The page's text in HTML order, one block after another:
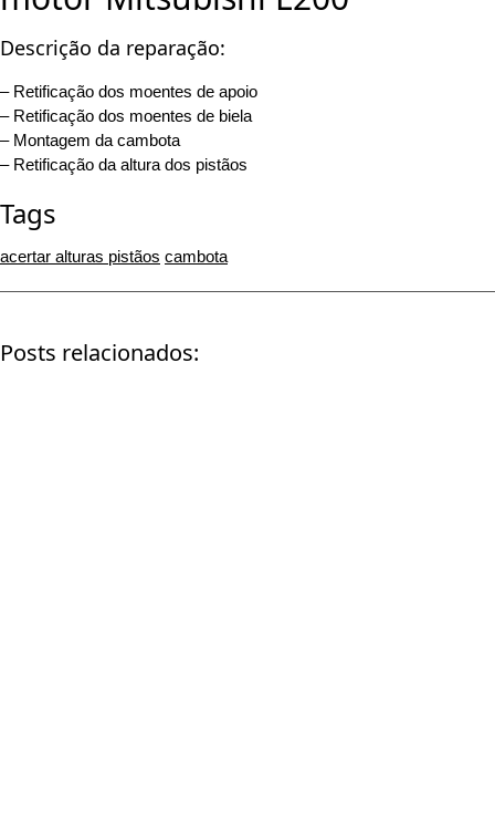
Descrição da reparação:
– Retificação dos moentes de apoio
– Retificação dos moentes de biela
– Montagem da cambota
– Retificação da altura dos pistãos
Tags
acertar alturas pistãos cambota
Posts relacionados: